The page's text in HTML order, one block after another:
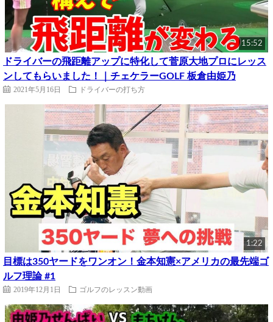
15:52
ドライバーの飛距離アップに特化して菅原大地プロにレッス
ンしてもらいました！｜チェケラーGOLF 板倉由姫乃
2021年5月16日 ドライバーの打ち方
1:22
目標は350ヤードをワンオン！金本知憲×アメリカの最先端ゴ
ルフ理論 #1
2019年12月1日 ゴルフのレッスン動画